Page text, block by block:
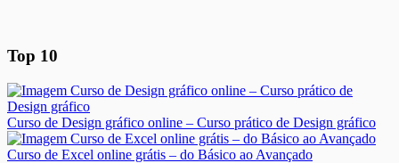
Top 10
Curso de Design gráfico online – Curso prático de Design gráfico
Curso de Excel online grátis – do Básico ao Avançado